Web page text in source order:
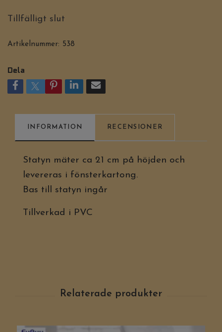
Tillfälligt slut
Artikelnummer: 538
Dela
INFORMATION RECENSIONER
Statyn mäter ca 21 cm på höjden och
levereras i fönsterkartong.
Bas till statyn ingår
Tillverkad i PVC